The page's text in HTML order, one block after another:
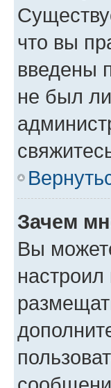
что вы
введены
не был
Зачем
Вы